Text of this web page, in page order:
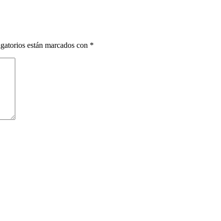
están marcados con *